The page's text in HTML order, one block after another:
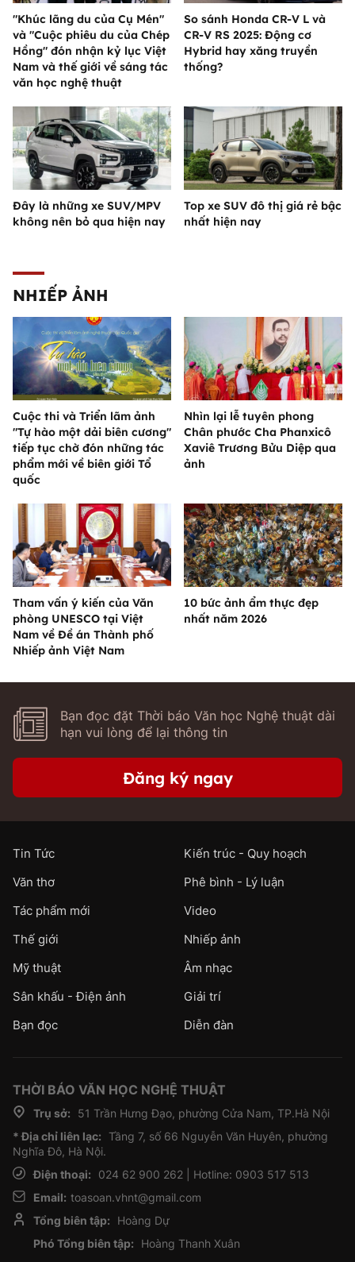
"Khúc lãng du của Cụ Mén"
và "Cuộc phiêu du của Chép
Hồng" đón nhận kỷ lục Việt
Nam và thế giới về sáng tác
văn học nghệ thuật
So sánh Honda CR-V L và
CR-V RS 2025: Động cơ
Hybrid hay xăng truyền
thống?
Đây là những xe SUV/MPV
không nên bỏ qua hiện nay
Top xe SUV đô thị giá rẻ bậc
nhất hiện nay
NHIẾP ẢNH
Cuộc thi và Triển lãm ảnh
"Tự hào một dải biên cương"
tiếp tục chờ đón những tác
phẩm mới về biên giới Tổ
quốc
Nhìn lại lễ tuyên phong
Chân phước Cha Phanxicô
Xaviê Trương Bửu Diệp qua
ảnh
Tham vấn ý kiến của Văn
phòng UNESCO tại Việt
Nam về Đề án Thành phố
Nhiếp ảnh Việt Nam
10 bức ảnh ẩm thực đẹp
nhất năm 2026
Bạn đọc đặt Thời báo Văn học Nghệ thuật dài
hạn vui lòng để lại thông tin
Đăng ký ngay
Tin Tức
Kiến trúc - Quy hoạch
Văn thơ
Phê bình - Lý luận
Tác phẩm mới
Video
Thế giới
Nhiếp ảnh
Mỹ thuật
Âm nhạc
Sân khấu - Điện ảnh
Giải trí
Bạn đọc
Diễn đàn
THỜI BÁO VĂN HỌC NGHỆ THUẬT
Trụ sở:
51 Trần Hưng Đạo, phường Cửa Nam, TP.Hà Nội
* Địa chỉ liên lạc: Tầng 7, số 66 Nguyễn Văn Huyên, phường
Nghĩa Đô, Hà Nội.
Điện thoại:
024 62 900 262 | Hotline: 0903 517 513
Email: toasoan.vhnt@gmail.com
Tổng biên tập:
Hoàng Dự
Phó Tổng biên tập:
Hoàng Thanh Xuân